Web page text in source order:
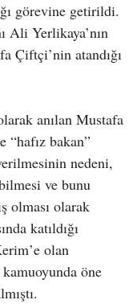
görevine getirildi.
Ali Yerlikaya’nın
Çiftçi’nin atandığı
anılan Mustafa
bakan”
nedeni,
ve bunu
olması olarak
katıldığı
olan
öne